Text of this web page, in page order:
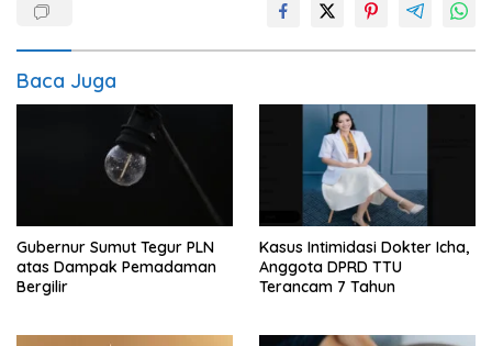
Baca Juga
Gubernur Sumut Tegur PLN
atas Dampak Pemadaman
Bergilir
Kasus Intimidasi Dokter Icha,
Anggota DPRD TTU
Terancam 7 Tahun